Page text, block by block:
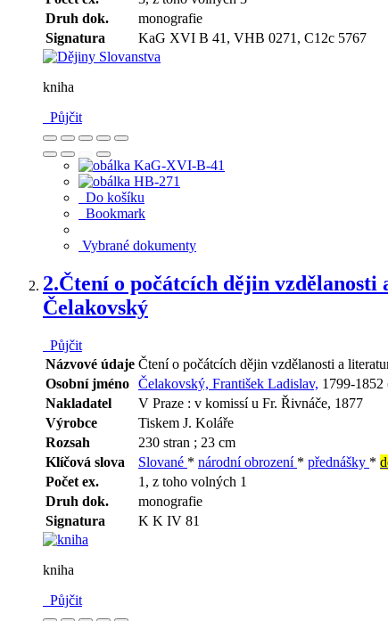
Druh dok.
monografie
Signatura
KaG XVI B 41, VHB 0271, C12c 5767
kniha
Půjčit
Do košíku
Bookmark
Vybrané dokumenty
2.Čtení o počátcích dějin
Čelakovský
Půjčit
Názvové údaje Čtení o počátcích dějin vzdělanosti a
Osobní jméno Čelakovský, František Ladislav, 1799-
Nakladatel
V Praze : v komissí u Fr. Řivnáče, 1877
Výrobce
Tiskem J. Koláře
Rozsah
230 stran ; 23 cm
Klíčová slova
Slované * národní obrození * přednášky *
Počet ex.
1, z toho volných 1
Druh dok.
monografie
Signatura
K K IV 81
kniha
Půjčit